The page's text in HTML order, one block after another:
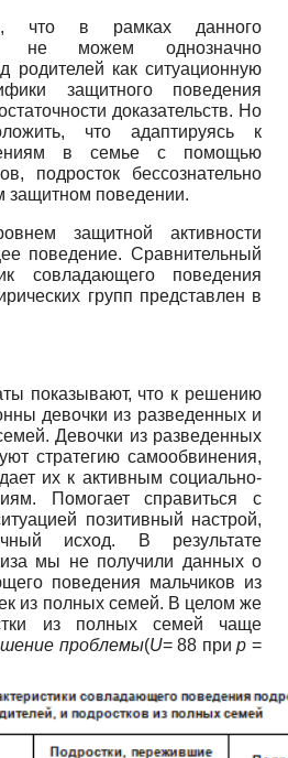
что в рамках данного
не можем однозначно
родителей как ситуационную
защитного поведения
доказательств. Но
что адаптируясь к
в семье с помощью
подросток бессознательно
защитном поведении.
защитной активности
поведение. Сравнительный
совладающего поведения
групп представлен в
показывают, что к решению
девочки из разведенных и
Девочки из разведенных
стратегию самообвинения,
их к активным социально-
Помогает справиться с
позитивный настрой,
исход. В результате
мы не получили данных о
поведения мальчиков из
из полных семей. В целом же
из полных семей чаще
проблемы(U= 88 прир =